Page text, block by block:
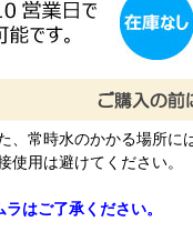
常時水のかかる場所に
用は避けてください。
はご了承ください。